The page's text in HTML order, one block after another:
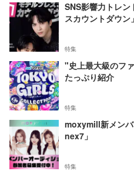
SNS影響力トレン
スカウントダウン」
特集
"史上最大級のフ
たっぷり紹介
特集
moxymill新メン
nex7」
特集